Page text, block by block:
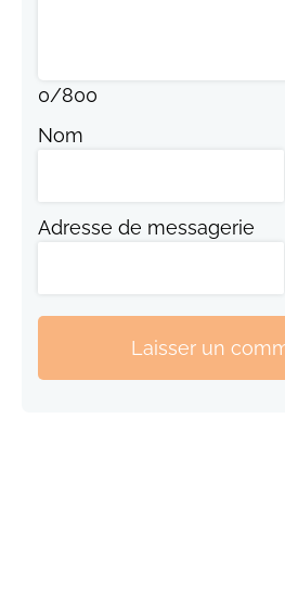
0/800
Nom
Adresse de messagerie
Laisser un